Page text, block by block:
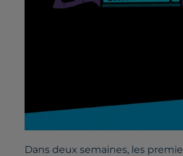
Dans deux semaines, les